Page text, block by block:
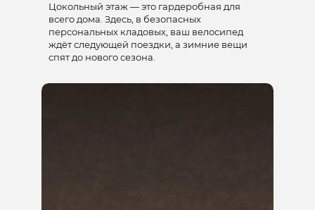
Цокольный этаж — это гардеробная для
всего дома. Здесь, в безопасных
персональных кладовых, ваш велосипед
ждёт следующей поездки, а зимние вещи
спят до нового сезона.